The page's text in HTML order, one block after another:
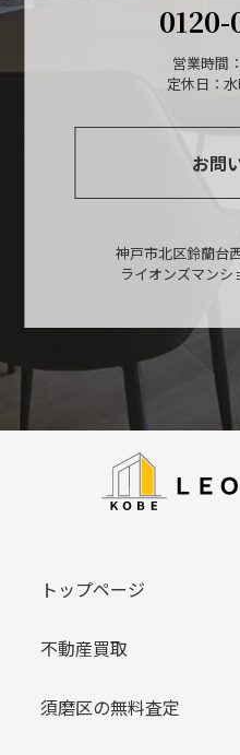
0120-
営業時間
定休日：
お問
神戸市北区鈴蘭台
ライオンズマンシ
トップページ
不動産買取
須磨区の無料査定